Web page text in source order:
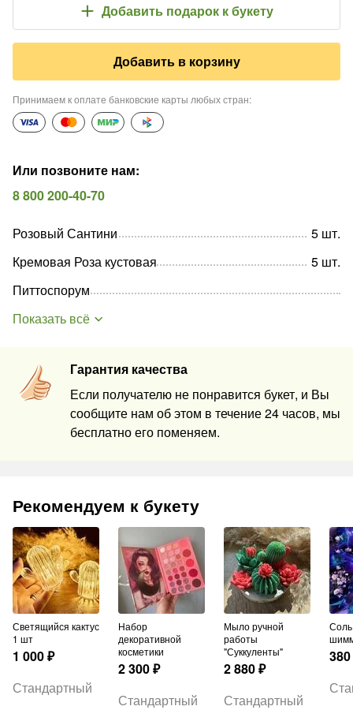
Добавить подарок к букету
Добавить в корзину
Принимаем к оплате банковские карты любых стран:
Или позвоните нам:
8 800 200-40-70
Гарантия качества
Если получателю не понравится букет, и Вы
сообщите нам об этом в течение 24 часов, мы
бесплатно его поменяем.
Розовый Сантини 5 шт.
Кремовая Роза кустовая
5 шт.
Питтоспорум
Показать всё
Рекомендуем к букету
Светящийся кактус
1 шт
1 000₽
Стандартный
Набор
декоративной
косметики
2 300₽
Стандартный
Мыло ручной
работы
"Суккуленты"
2 880₽
Стандартный
Соль для ванн с
380